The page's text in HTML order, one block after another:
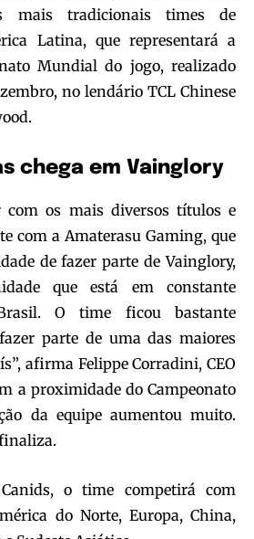
tradicionais times de
Latina, que representará a
Mundial do jogo, realizado
no lendário TCL Chinese
chega em Vainglory
com os mais diversos títulos e
com a Amaterasu Gaming, que
de fazer parte de Vainglory,
que está em constante
O time ficou bastante
parte de uma das maiores
afirma Felippe Corradini, CEO
a proximidade do Campeonato
da equipe aumentou muito.
o time competirá com
do Norte, Europa, China,